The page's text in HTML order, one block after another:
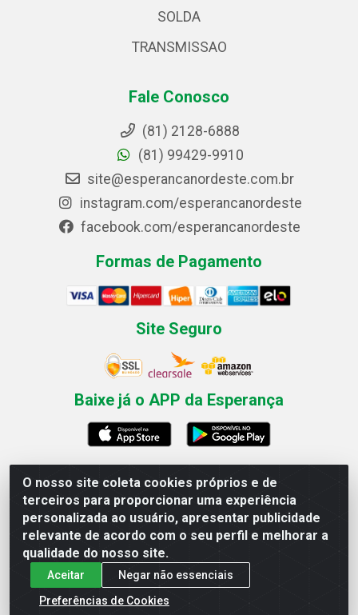
O nosso site coleta cookies próprios e de
terceiros para proporcionar uma experiência
personalizada ao usuário, apresentar publicidade
relevante de acordo com o seu perfil e melhorar a
qualidade do nosso site.
Aceitar
Negar não essenciais
Preferências de Cookies
SOLDA
TRANSMISSAO
Fale Conosco
(81) 2128-6888
(81) 99429-9910
site@esperancanordeste.com.br
instagram.com/esperancanordeste
facebook.com/esperancanordeste
Formas de Pagamento
Site Seguro
Baixe já o APP da Esperança
Esperança Nordeste - Rua Professor Caldas Filho, 291 -
Estância - Recife / PE CEP: 50771-335 - CNPJ
03.666.136/0001-23